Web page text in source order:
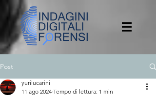
Post
yurilucarini
11 ago 2024 Tempo di lettura: 1 min